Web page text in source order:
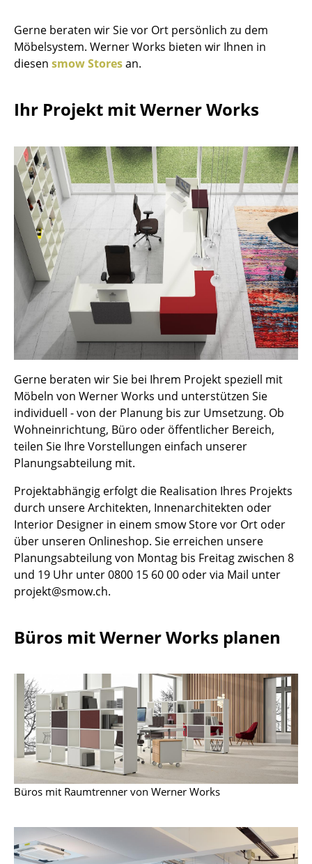
Regale & Schränke
Bücherregale
Sideboards & Kommoden
Beistell- & Rollcontainer
Barmöbel
Garderoben
Kleinaufbewahrung
Einzelteile
... alle Aufbewahrungsmöbel
Licht
Tischleuchten
Schreibtischleuchten
Stehleuchten & Leseleuchten
Wandleuchten
Outdoor-Leuchten
Akkuleuchten
... alle Leuchten
Einzelbetten
Stapelbetten
Kinderbetten
Nachttische & Bettzubehör
... alle Betten
Accessoires
Uhren
Gerne beraten wir Sie vor Ort persönlich zu dem
Möbelsystem. Werner Works bieten wir Ihnen in
diesen smow Storesan.
Ihr Projekt mit Werner Works
Gerne beraten wir Sie bei Ihrem Projekt speziell mit
Möbeln von Werner Works und unterstützen Sie
individuell - von der Planung bis zur Umsetzung. Ob
Wohneinrichtung, Büro oder öffentlicher Bereich,
teilen Sie Ihre Vorstellungen einfach unserer
Planungsabteilung mit.
Projektabhängig erfolgt die Realisation Ihres Projekts
durch unsere Architekten, Innenarchitekten oder
Interior Designer in einem smow Store vor Ort oder
über unseren Onlineshop. Sie erreichen unsere
Planungsabteilung von Montag bis Freitag zwischen 8
und 19 Uhr unter 0800 15 60 00 oder via Mail unter
projekt@smow.ch.
Büros mit Werner Works planen
Büros mit Raumtrenner von Werner Works